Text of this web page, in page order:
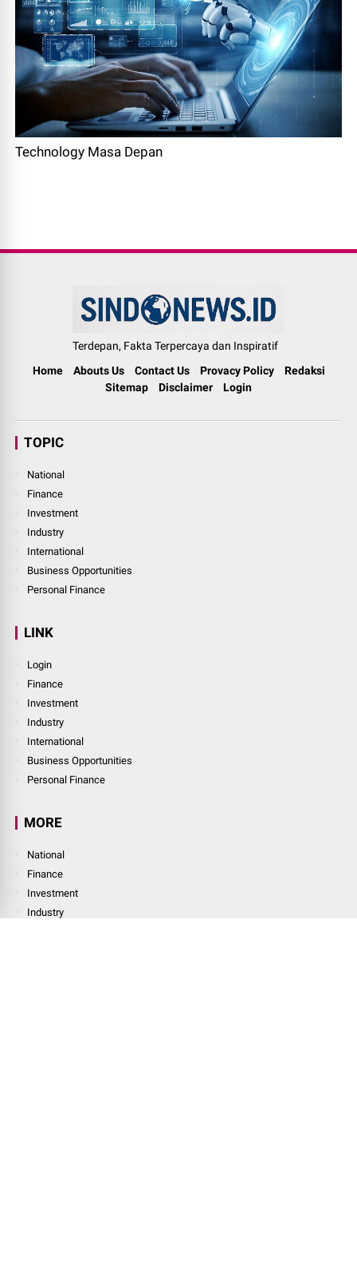
Technology Masa Depan
Terdepan, Fakta Terpercaya dan Inspiratif
Home
Abouts Us Contact Us Provacy Policy
Redaksi
Sitemap
Disclaimer Login
TOPIC
National
Finance
Investment
Industry
International
Business Opportunities
Personal Finance
LINK
Login
Finance
Investment
Industry
International
Business Opportunities
Personal Finance
MORE
National
Finance
Investment
Industry